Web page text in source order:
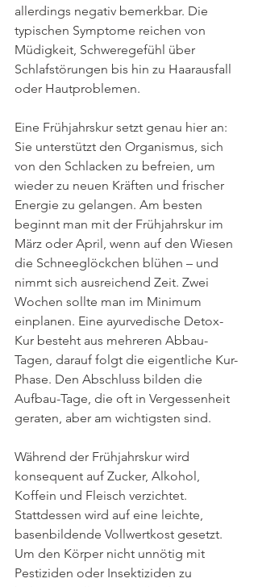
allerdings negativ bemerkbar. Die
typischen Symptome reichen von
Müdigkeit, Schweregefühl über
Schlafstörungen bis hin zu Haarausfall
oder Hautproblemen.
Eine Frühjahrskur setzt genau hier an:
Sie unterstützt den Organismus, sich
von den Schlacken zu befreien, um
wieder zu neuen Kräften und frischer
Energie zu gelangen. Am besten
beginnt man mit der Frühjahrskur im
März oder April, wenn auf den Wiesen
die Schneeglöckchen blühen – und
nimmt sich ausreichend Zeit. Zwei
Wochen sollte man im Minimum
einplanen. Eine ayurvedische Detox-
Kur besteht aus mehreren Abbau-
Tagen, darauf folgt die eigentliche Kur-
Phase. Den Abschluss bilden die
Aufbau-Tage, die oft in Vergessenheit
geraten, aber am wichtigsten sind.
Während der Frühjahrskur wird
konsequent auf Zucker, Alkohol,
Koffein und Fleisch verzichtet.
Stattdessen wird auf eine leichte,
basenbildende Vollwertkost gesetzt.
Um den Körper nicht unnötig mit
Pestiziden oder Insektiziden zu